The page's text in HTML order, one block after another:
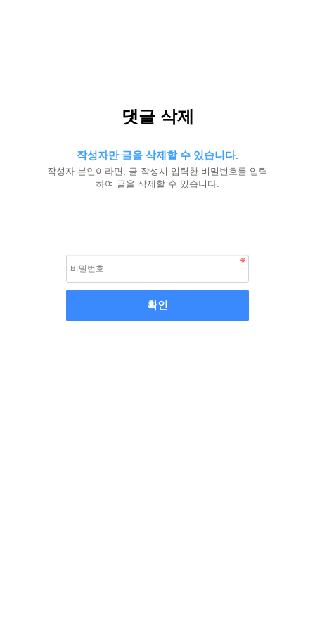
댓글 삭제
작성자만 글을 삭제할 수 있습니다.
작성자 본인이라면, 글 작성시 입력한 비밀번호를 입력
하여 글을 삭제할 수 있습니다.